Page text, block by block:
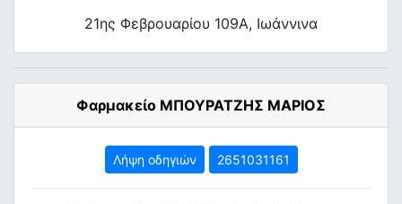
21ης Φεβρουαρίου 109Α, Ιωάννινα
Φαρμακείο ΜΠΟΥΡΑΤΖΗΣ ΜΑΡΙΟΣ
Λήψη οδηγιών 2651031161